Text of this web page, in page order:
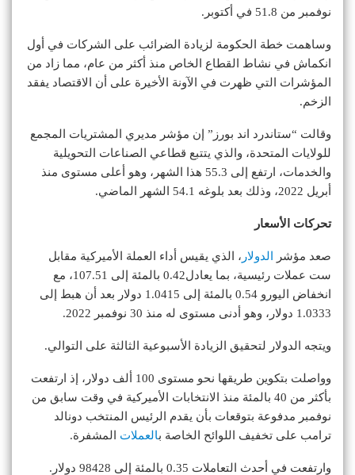
نوفمبر من 51.8 في أكتوبر.
وساهمت خطة الحكومة لزيادة الضرائب على الشركات في أول
انكماش في نشاط القطاع الخاص منذ أكثر من عام، مما زاد من
المؤشرات التي ظهرت في الآونة الأخيرة على أن الاقتصاد يفقد
الزخم.
وقالت “ستاندرد اند بورز” إن مؤشر مديري المشتريات المجمع
للولايات المتحدة، والذي يتتبع قطاعي الصناعات التحويلية
والخدمات، ارتفع إلى 55.3 هذا الشهر، وهو أعلى مستوى منذ
أبريل 2022، وذلك بعد بلوغه 54.1 الشهر الماضي.
تحركات الأسعار
صعد مؤشر الدولار ، الذي يقيس أداء العملة الأميركية مقابل
ست عملات رئيسية، بما يعادل0.42 بالمئة إلى 107.51، مع
انخفاض اليورو 0.54 بالمئة إلى 1.0415 دولار بعد أن هبط إلى
1.0333 دولار، وهو أدنى مستوى له منذ 30 نوفمبر 2022.
ويتجه الدولار لتحقيق الزيادة الأسبوعية الثالثة على التوالي.
وواصلت بتكوين طريقها نحو مستوى 100 ألف دولار، إذ ارتفعت
بأكثر من 40 بالمئة منذ الانتخابات الأميركية في وقت سابق من
نوفمبر مدفوعة بتوقعات بأن يقدم الرئيس المنتخب دونالد
ترامب على تخفيف اللوائح الخاصة بالعملات المشفرة.
وارتفعت في أحدث التعاملات 0.35 بالمئة إلى 98428 دولار.